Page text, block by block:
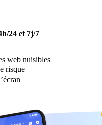
24 et 7j/7
web nuisibles
risque